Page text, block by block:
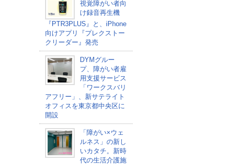
視覚障がい者向
け録音再生機
『PTR3PLUS』と、iPhone
向けアプリ『プレクストー
クリーダー』発売
DYMグルー
プ、障がい者雇
用支援サービス
「ワークスバリ
アフリー」、新サテライト
オフィスを東京都中央区に
開設
「障がい×ウェ
ルネス」の新し
いカタチ。新時
代の生活介護施